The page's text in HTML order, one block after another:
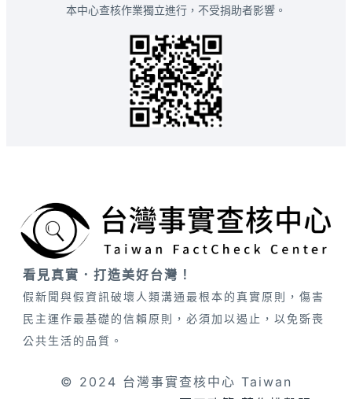
本中心查核作業獨立進行，不受捐助者影響。
看見真實．打造美好台灣！
假新聞與假資訊破壞人類溝通最根本的真實原則，傷害
民主運作最基礎的信賴原則，必須加以遏止，以免斲喪
公共生活的品質。
© 2024 台灣事實查核中心 Taiwan